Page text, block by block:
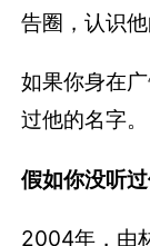
告圈，认识
如果你身在
过他的名字。
假如你没听
2004年，由